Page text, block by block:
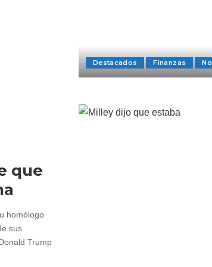
Destacados Finanzas
que
homólogo
sus
Trump